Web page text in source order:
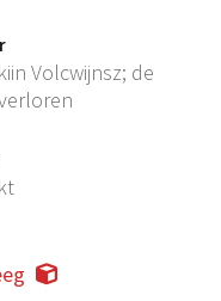
Volcwijnsz; de